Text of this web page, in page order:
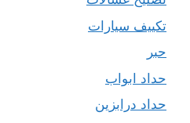
تكييف سيارات
حبر
حداد ابواب
حداد درابزين